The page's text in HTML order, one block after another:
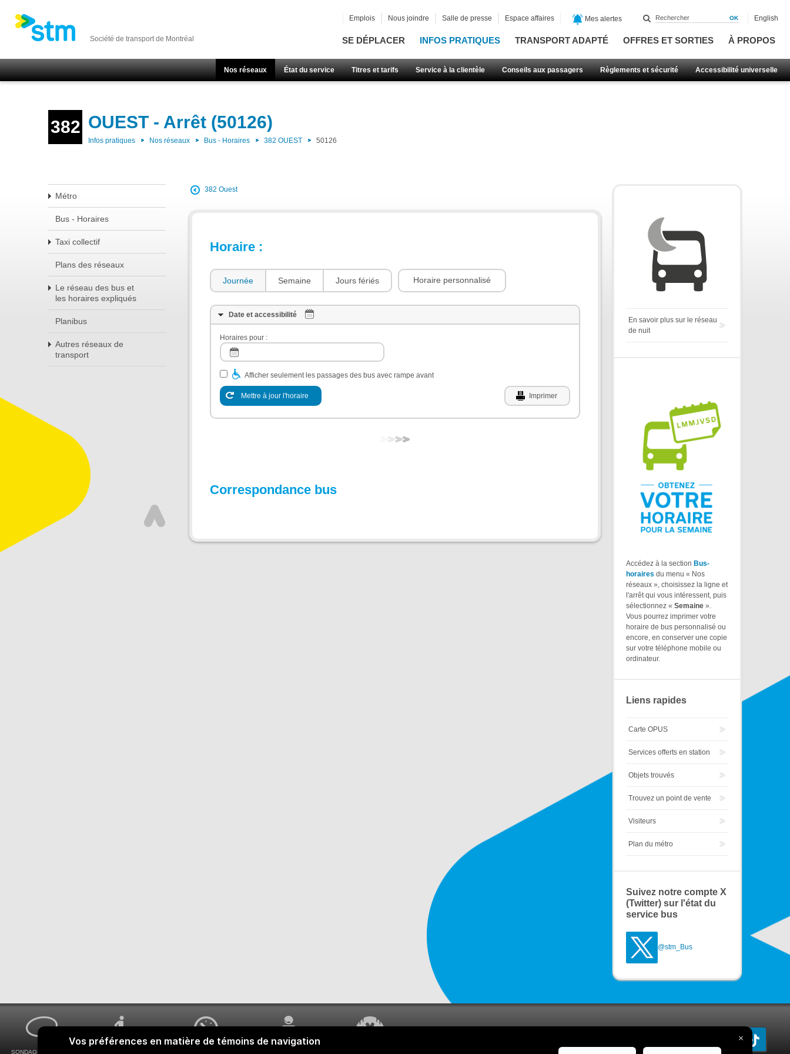
Société de transport de Montréal SE DÉPLACER INFOS PRATIQUES TRANSPORT ADAPTÉ OFFRES ET SORTIES À PROPOS
Nos réseaux État du service Titres et tarifs Service à la clientèle Conseils aux passagers Règlements et sécurité Accessibilité universelle
Emplois Nous joindre Salle de presse Espace affaires Mes alertes English
382 OUEST - Arrêt (50126)
Infos pratiques Nos réseaux Bus - Horaires 382 OUEST 50126
Métro
Bus - Horaires
Taxi collectif
Plans des réseaux
Le réseau des bus et
les horaires expliqués
Planibus
Autres réseaux de
transport
382 Ouest
Horaire :
Journée Semaine Jours fériés Horaire personnalisé
Date et accessibilité
Horaires pour :
Afficher seulement les passages des bus avec rampe avant
Mettre à jour l'horaire Imprimer
Correspondance bus
En savoir plus sur le réseau
de nuit
Accédez à la section Bus-
horaires du menu « Nos
réseaux », choisissez la ligne et
l'arrêt qui vous intéressent, puis
sélectionnez « Semaine ».
Vous pourrez imprimer votre
horaire de bus personnalisé ou
encore, en conserver une copie
sur votre téléphone mobile ou
ordinateur.
Liens rapides
Carte OPUS
Services offerts en station
Objets trouvés
Trouvez un point de vente
Visiteurs
Plan du métro
Suivez notre compte X
(Twitter) sur l'état du
service bus
@stm_Bus
SONDAGES MA VOIX